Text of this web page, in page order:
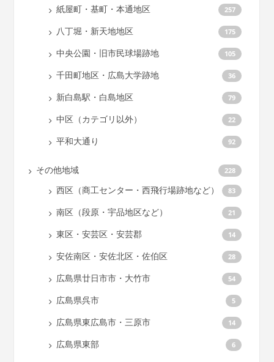
紙屋町・基町・本通地区 257
八丁堀・新天地地区 175
中央公園・旧市民球場跡地 105
千田町地区・広島大学跡地 36
新白島駅・白島地区 79
中区（カテゴリ以外） 22
平和大通り 92
その他地域 228
西区（商工センター・西飛行場跡地など） 83
南区（段原・宇品地区など） 21
東区・安芸区・安芸郡 14
安佐南区・安佐北区・佐伯区 28
広島県廿日市市・大竹市 54
広島県呉市 5
広島県東広島市・三原市 14
広島県東部 6